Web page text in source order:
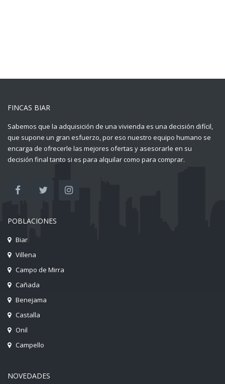
FINCAS BIAR
Sabemos que la adquisición de una vivienda es una decisión difícil,
que supone un gran esfuerzo, por eso nuestro equipo humano se
encarga de ofrecerle las mejores ofertas y asesorarle en su
decisión final tanto si es para alquilar como para comprar.
POBLACIONES
Biar
Villena
Campo de Mirra
Cañada
Benejama
Castalla
Onil
Campello
NOVEDADES